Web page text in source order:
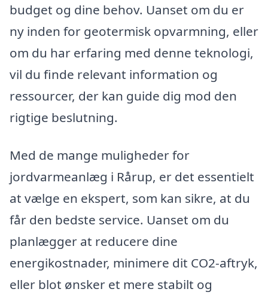
budget og dine behov. Uanset om du er
ny inden for geotermisk opvarmning, eller
om du har erfaring med denne teknologi,
vil du finde relevant information og
ressourcer, der kan guide dig mod den
rigtige beslutning.
Med de mange muligheder for
jordvarmeanlæg i Rårup, er det essentielt
at vælge en ekspert, som kan sikre, at du
får den bedste service. Uanset om du
planlægger at reducere dine
energikostnader, minimere dit CO2-aftryk,
eller blot ønsker et mere stabilt og